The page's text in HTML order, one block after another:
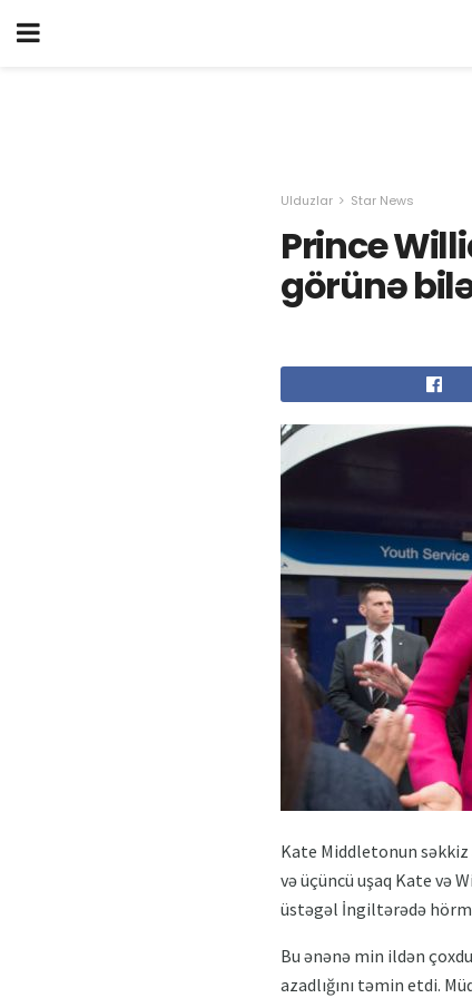
Ulduzlar Star News
Prince
görünə
Kate Middletonun səkkiz
və üçüncü uşaq Kate və
üstəgəl İngiltərədə
Bu ənənə min ildən
azadlığını təmin etdi.